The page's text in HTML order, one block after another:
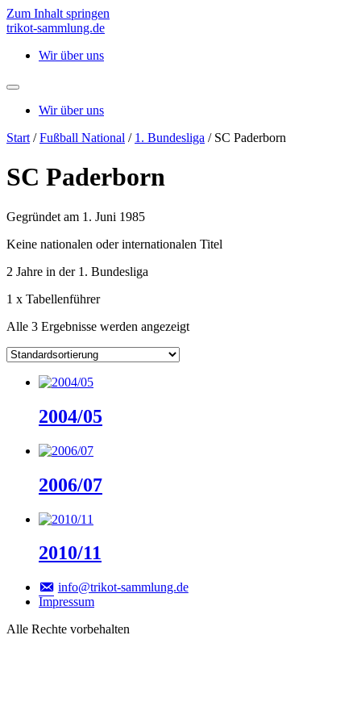
Zum Inhalt springen
trikot-sammlung.de
Wir über uns
Wir über uns
Start /Fußball National / 1. Bundesliga / SC Paderborn
SC Paderborn
Gegründet am 1. Juni 1985
Keine nationalen oder internationalen Titel
2 Jahre in der 1. Bundesliga
1 x Tabellenführer
Alle 3 Ergebnisse werden angezeigt
2004/05
2006/07
2010/11
info@trikot-sammlung.de
Impressum
Alle Rechte vorbehalten